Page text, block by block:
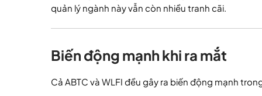
quản lý ngành này vẫn còn nhiều tranh cãi.
Biến động mạnh khi ra mắt
Cả ABTC và WLFI đều gây ra biến động mạnh